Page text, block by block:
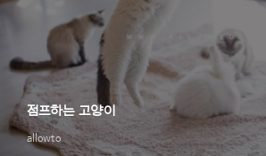
allowto
점프하는 고양이